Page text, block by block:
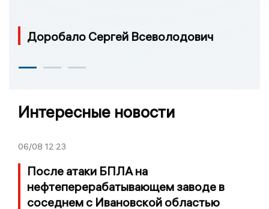
Доробало Сергей Всеволодович
Интересные новости
06/08 12:23
После атаки БПЛА на
нефтеперерабатывающем заводе в
соседнем с Ивановской областью